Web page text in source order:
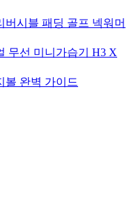
시블 패딩 골프 넥워머
무선 미니가습기 H3 X
볼 완벽 가이드